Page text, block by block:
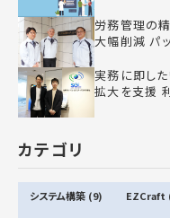
労務管理の
大幅削減 パ
実務に即し
拡大を支援
カテゴリ
システム構築 (9) EZCraft